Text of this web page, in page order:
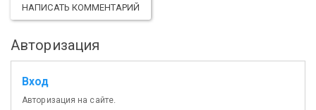
НАПИСАТЬ КОММЕНТАРИЙ
Авторизация
Вход
Авторизация на сайте.